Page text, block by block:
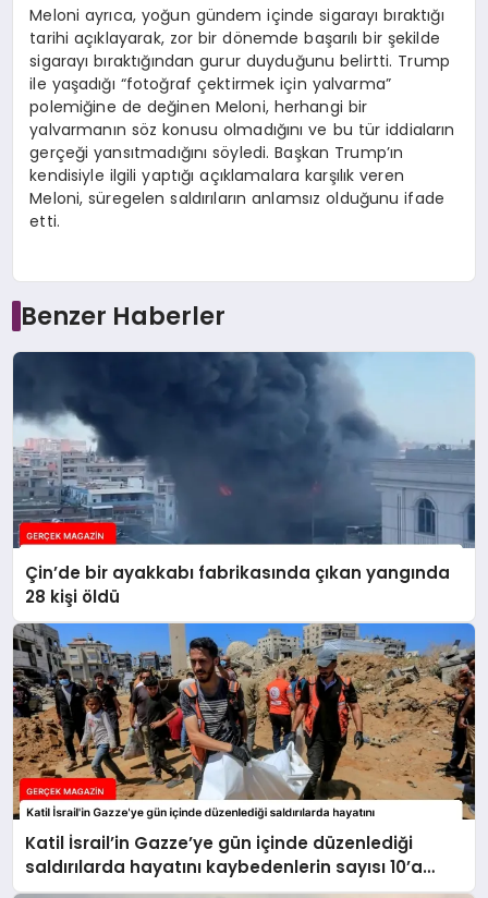
Meloni ayrıca, yoğun gündem içinde sigarayı bıraktığı
tarihi açıklayarak, zor bir dönemde başarılı bir şekilde
sigarayı bıraktığından gurur duyduğunu belirtti. Trump
ile yaşadığı “fotoğraf çektirmek için yalvarma”
polemiğine de değinen Meloni, herhangi bir
yalvarmanın söz konusu olmadığını ve bu tür iddiaların
gerçeği yansıtmadığını söyledi. Başkan Trump’ın
kendisiyle ilgili yaptığı açıklamalara karşılık veren
Meloni, süregelen saldırıların anlamsız olduğunu ifade
etti.
Benzer Haberler
Çin’de bir ayakkabı fabrikasında çıkan yangında
28 kişi öldü
Katil İsrail’in Gazze’ye gün içinde düzenlediği
saldırılarda hayatını kaybedenlerin sayısı 10’a
yükseldi